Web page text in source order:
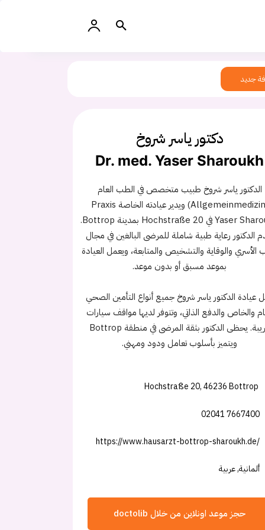
جديد
دكتور ياسر شروخ
Dr. med. Yaser Sharoukh
الدكتور ياسر شروخ طبيب متخصص في الطب العام
(Allgemeinmedizin) ويدير عيادته الخاصة Praxis
Yaser Sharoukh في Hochstraße 20 بمدينة Bottrop.
الدكتور رعاية طبية شاملة للمرضى البالغين في مجال
الأسري والوقاية والتشخيص والمتابعة، ويعمل العيادة
بموعد مسبق أو بدون موعد.
عيادة الدكتور ياسر شروخ جميع أنواع التأمين الصحي
والخاص والدفع الذاتي، وتتوفر لديها مواقف سيارات
قريبة. يحظى الدكتور بثقة المرضى في منطقة Bottrop
ويتميز بأسلوب تعامل ودود ومهني.
Hochstraße 20, 46236 Bottrop
02041 7667400
https://www.hausarzt-bottrop-sharoukh.de/
ألمانية, عربية
حجز موعد اونلاين من خلال doctolib